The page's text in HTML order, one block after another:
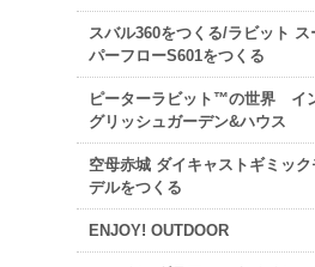
スバル360をつくる/ラビット ス
パーフローS601をつくる
ピーターラビット™の世界 イ
グリッシュガーデン&ハウス
空母赤城 ダイキャストギミック
デルをつくる
ENJOY! OUTDOOR